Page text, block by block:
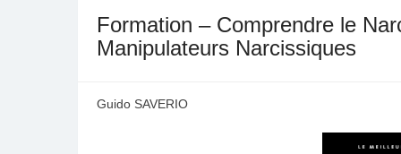
Formation – Comprendre le
Manipulateurs Narcissiques
Guido SAVERIO